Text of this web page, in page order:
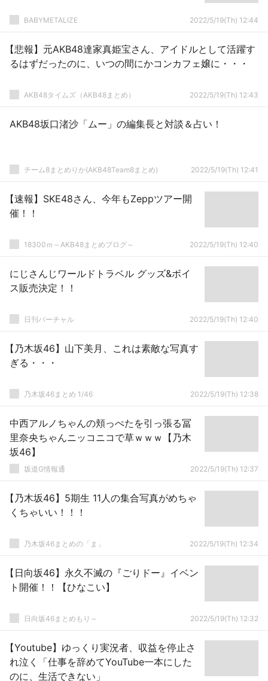
BABYMETALIZE 2022/5/19(Th) 12:44
【悲報】元AKB48達家真姫宝さん、アイドルとして活躍す
るはずだったのに、いつの間にかコンカフェ嬢に・・・
AKB48タイムズ（AKB48まとめ） 2022/5/19(Th) 12:43
AKB48坂口渚沙「ムー」の編集長と対談＆占い！
チーム8まとめりか(AKB48Team8まとめ) 2022/5/19(Th) 12:41
【速報】SKE48さん、今年もZeppツアー開
催！！
18300ｍ～AKB48まとめブログ～ 2022/5/19(Th) 12:40
にじさんじワールドトラベル グッズ&ボイ
ス販売決定！！
日刊バーチャル 2022/5/19(Th) 12:40
【乃木坂46】山下美月、これは素敵な写真す
ぎる・・・
乃木坂46まとめ 1/46 2022/5/19(Th) 12:38
中西アルノちゃんの頬っぺたを引っ張る冨
里奈央ちゃんニッコニコで草ｗｗｗ【乃木
坂46】
坂道G情報通 2022/5/19(Th) 12:37
【乃木坂46】5期生 11人の集合写真がめちゃ
くちゃいい！！！
乃木坂46まとめの「ま」 2022/5/19(Th) 12:34
【日向坂46】永久不滅の『ごりドー』イベン
ト開催！！【ひなこい】
日向坂46まとめもり～ 2022/5/19(Th) 12:32
【Youtube】ゆっくり実況者、収益を停止さ
れ泣く「仕事を辞めてYouTube一本にした
のに、生活できない」